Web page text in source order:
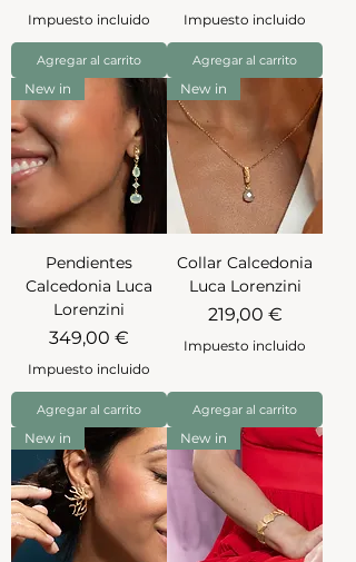
Impuesto incluido
Agregar al carrito
Impuesto incluido
Agregar al carrito
New in
Pendientes
Calcedonia Luca
Lorenzini
Precio
349,00 €
Impuesto incluido
Agregar al carrito
New in
Collar Calcedonia
Luca Lorenzini
Precio
219,00 €
Impuesto incluido
Agregar al carrito
New in New in